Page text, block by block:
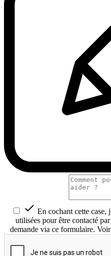
 En cochant cette case,
utilisées pour être contacté
demande via ce formulaire.